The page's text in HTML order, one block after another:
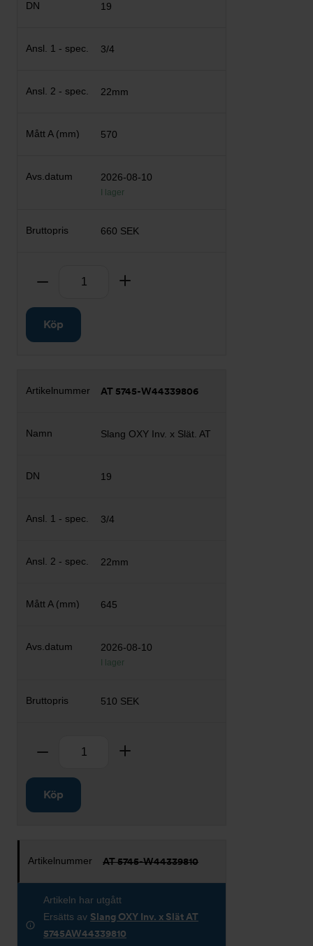
19
3/4
22mm
570
2026-08-10
I lager
660 SEK
Ta bort
Köp
AT 5745-W44339806
Slang OXY Inv. x Slät. AT
19
3/4
22mm
645
2026-08-10
I lager
510 SEK
Ta bort
Köp
AT 5745-W44339810
Artikeln har utgått
Ersätts av Slang OXY Inv. x Slät AT
5745AW44339810